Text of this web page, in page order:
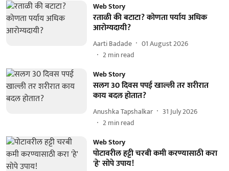
Web Story
रताळी की बटाटा? कोणता पर्याय अधिक
आरोग्यदायी?
Aarti Badade
01 August 2026
2min read
Web Story
सलग 30 दिवस पपई खाल्ली तर शरीरात
काय बदल होतात?
Anushka Tapshalkar
31 July 2026
2min read
Web Story
पोटावरील हट्टी चरबी कमी करण्यासाठी करा
'हे' सोपे उपाय!